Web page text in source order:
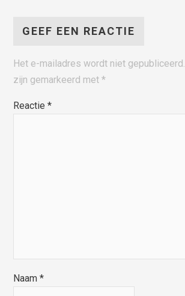
GEEF EEN REACTIE
Het e-mailadres wordt niet gepubliceerd.
zijn gemarkeerd met*
Reactie*
Naam*